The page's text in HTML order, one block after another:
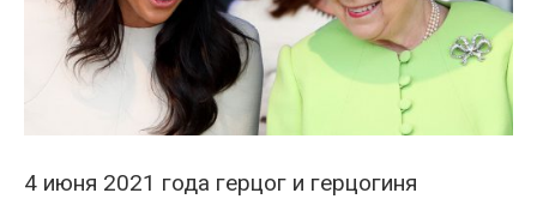
4 июня 2021 года герцог и герцогиня